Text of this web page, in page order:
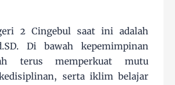
2 Cingebul saat ini adalah
Di bawah kepemimpinan
terus memperkuat mutu
serta iklim belajar